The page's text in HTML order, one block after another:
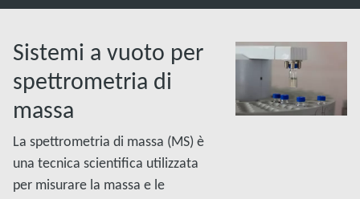
Sistemi a vuoto per
spettrometria di
massa
La spettrometria di massa (MS) è
una tecnica scientifica utilizzata
per misurare la massa e le